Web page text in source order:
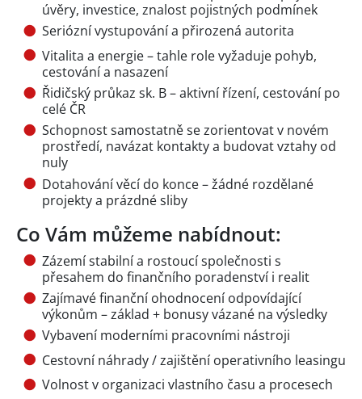
úvěry, investice, znalost pojistných podmínek
Seriózní vystupování a přirozená autorita
Vitalita a energie – tahle role vyžaduje pohyb,
cestování a nasazení
Řidičský průkaz sk. B – aktivní řízení, cestování po
celé ČR
Schopnost samostatně se zorientovat v novém
prostředí, navázat kontakty a budovat vztahy od
nuly
Dotahování věcí do konce – žádné rozdělané
projekty a prázdné sliby
Co Vám můžeme nabídnout:
Zázemí stabilní a rostoucí společnosti s
přesahem do finančního poradenství i realit
Zajímavé finanční ohodnocení odpovídající
výkonům – základ + bonusy vázané na výsledky
Vybavení moderními pracovními nástroji
Cestovní náhrady / zajištění operativního leasingu
Volnost v organizaci vlastního času a procesech